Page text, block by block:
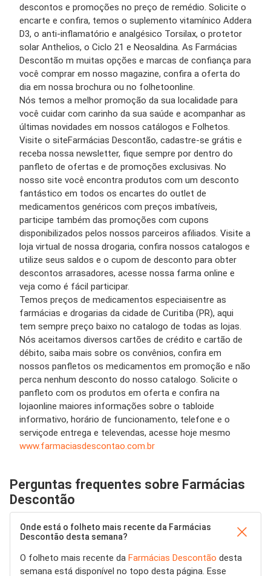
descontos e promoções no preço de remédio. Solicite o
encarte e confira, temos o suplemento vitamínico Addera
D3, o anti-inflamatório e analgésico Torsilax, o protetor
solar Anthelios, o Ciclo 21 e Neosaldina. As Farmácias
Descontão m muitas opções e marcas de confiança para
você comprar em nosso magazine, confira a oferta do
dia em nossa brochura ou no folhetoonline.
Nós temos a melhor promoção da sua localidade para
você cuidar com carinho da sua saúde e acompanhar as
últimas novidades em nossos catálogos e Folhetos.
Visite o siteFarmácias Descontão, cadastre-se grátis e
receba nossa newsletter, fique sempre por dentro do
panfleto de ofertas e de promoções exclusivas. No
nosso site você encontra produtos com um desconto
fantástico em todos os encartes do outlet de
medicamentos genéricos com preços imbatíveis,
participe também das promoções com cupons
disponibilizados pelos nossos parceiros afiliados. Visite a
loja virtual de nossa drogaria, confira nossos catalogos e
utilize seus saldos e o cupom de desconto para obter
descontos arrasadores, acesse nossa farma online e
veja como é fácil participar.
Temos preços de medicamentos especiaisentre as
farmácias e drogarias da cidade de Curitiba (PR), aqui
tem sempre preço baixo no catalogo de todas as lojas.
Nós aceitamos diversos cartões de crédito e cartão de
débito, saiba mais sobre os convênios, confira em
nossos panfletos os medicamentos em promoção e não
perca nenhum desconto do nosso catalogo. Solicite o
panfleto com os produtos em oferta e confira na
lojaonline maiores informações sobre o tabloide
informativo, horário de funcionamento, telefone e o
serviçode entrega e televendas, acesse hoje mesmo
www.farmaciasdescontao.com.br
Perguntas frequentes sobre Farmácias
Descontão
Onde está o folheto mais recente da Farmácias
Descontão desta semana?
O folheto mais recente da Farmácias Descontão desta
semana está disponível no topo desta página. Esse